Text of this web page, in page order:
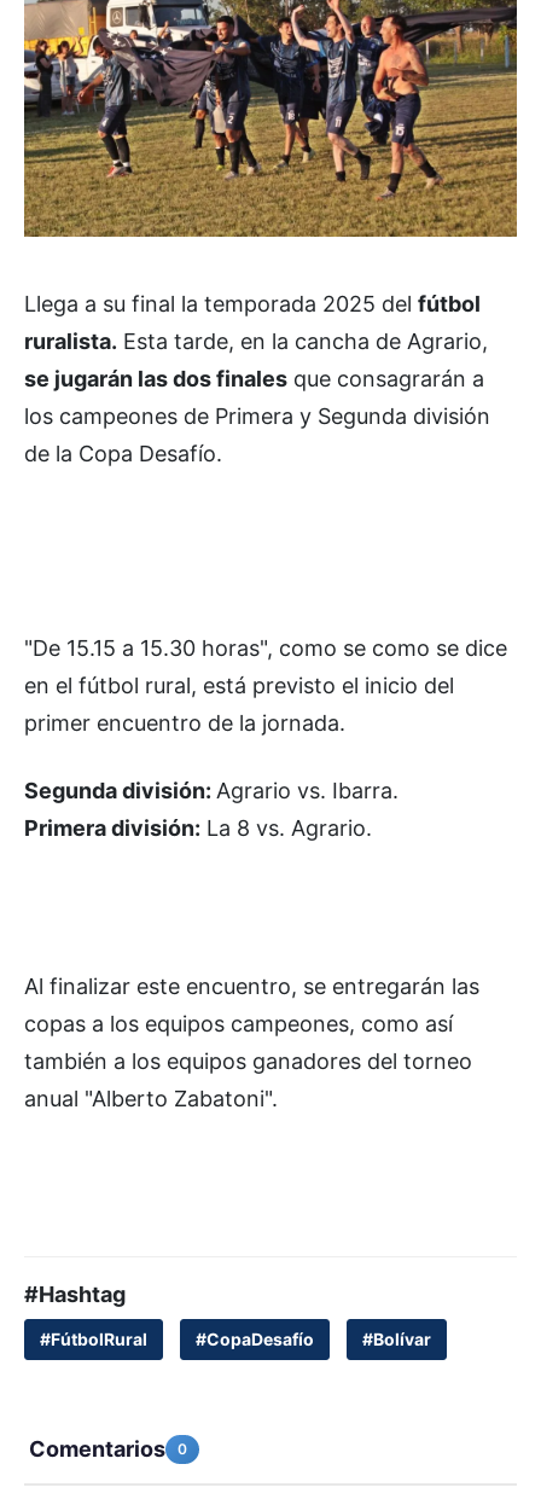
Llega a su final la temporada 2025 del fútbol
ruralista. Esta tarde, en la cancha de Agrario,
se jugarán las dos finales que consagrarán a
los campeones de Primera y Segunda división
de la Copa Desafío.
"De 15.15 a 15.30 horas", como se como se dice
en el fútbol rural, está previsto el inicio del
primer encuentro de la jornada.
Segunda división: Agrario vs. Ibarra.
Primera división: La 8 vs. Agrario.
Al finalizar este encuentro, se entregarán las
copas a los equipos campeones, como así
también a los equipos ganadores del torneo
anual "Alberto Zabatoni".
#Hashtag
#FútbolRural #CopaDesafío #Bolívar
Comentarios 0